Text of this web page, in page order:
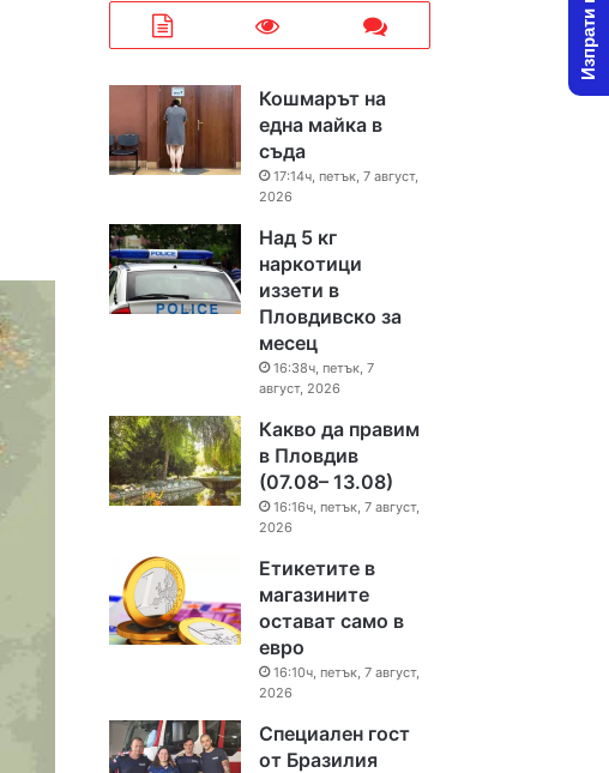
Кошмарът на
една майка в
съда
17:14ч, петък, 7 август,
2026
Над 5 кг
наркотици
иззети в
Пловдивско за
месец
16:38ч, петък, 7
август, 2026
Какво да правим
в Пловдив
(07.08– 13.08)
16:16ч, петък, 7 август,
2026
Етикетите в
магазините
остават само в
евро
16:10ч, петък, 7 август,
2026
Специален гост
от Бразилия